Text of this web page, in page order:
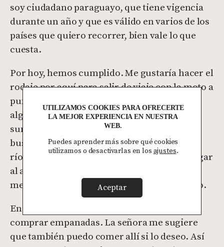
soy ciudadano paraguayo, que tiene vigencia
durante un año y que es válido en varios de los
países que quiero recorrer, bien vale lo que
cuesta.
Por hoy, hemos cumplido. Me gustaría hacer el
rodaje por aquí para salir de viaje con la moto a
punto aprovechando que tengo que esperar
algunos días más en la ciudad. Así que, para
sumar kilómetros, me voy a dar una vuelta
buscando las afueras, siguiendo el curso del
río. Un paseo y unas empanadas en algún lugar
al aire libre, fuera de la ciudad, me parece la
mejor manera de celebrar el acontecimiento.
En un puesto a pie de carretera, paro a
comprar empanadas. La señora me sugiere
que también puedo comer allí si lo deseo. Así
UTILIZAMOS COOKIES PARA OFRECERTE
LA MEJOR EXPERIENCIA EN NUESTRA
WEB.
Puedes aprender más sobre qué cookies
utilizamos o desactivarlas en los ajustes.
Aceptar